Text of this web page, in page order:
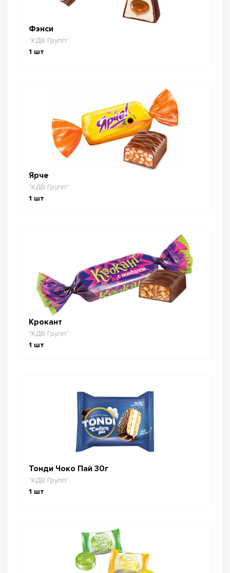
Фэнси
"КДВ Групп"
1 шт
Ярче
"КДВ Групп"
1 шт
Крокант
"КДВ Групп"
1 шт
Тонди Чоко Пай 30г
"КДВ Групп"
1 шт